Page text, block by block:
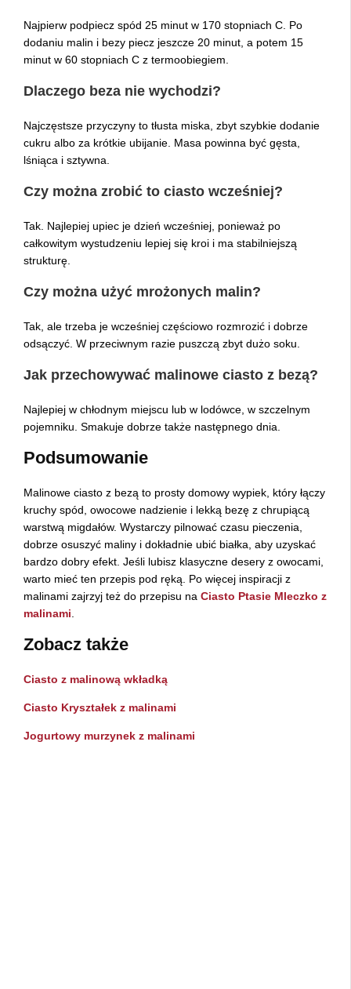
Najpierw podpiecz spód 25 minut w 170 stopniach C. Po
dodaniu malin i bezy piecz jeszcze 20 minut, a potem 15
minut w 60 stopniach C z termoobiegiem.
Dlaczego beza nie wychodzi?
Najczęstsze przyczyny to tłusta miska, zbyt szybkie dodanie
cukru albo za krótkie ubijanie. Masa powinna być gęsta,
lśniąca i sztywna.
Czy można zrobić to ciasto wcześniej?
Tak. Najlepiej upiec je dzień wcześniej, ponieważ po
całkowitym wystudzeniu lepiej się kroi i ma stabilniejszą
strukturę.
Czy można użyć mrożonych malin?
Tak, ale trzeba je wcześniej częściowo rozmrozić i dobrze
odsączyć. W przeciwnym razie puszczą zbyt dużo soku.
Jak przechowywać malinowe ciasto z bezą?
Najlepiej w chłodnym miejscu lub w lodówce, w szczelnym
pojemniku. Smakuje dobrze także następnego dnia.
Podsumowanie
Malinowe ciasto z bezą to prosty domowy wypiek, który łączy
kruchy spód, owocowe nadzienie i lekką bezę z chrupiącą
warstwą migdałów. Wystarczy pilnować czasu pieczenia,
dobrze osuszyć maliny i dokładnie ubić białka, aby uzyskać
bardzo dobry efekt. Jeśli lubisz klasyczne desery z owocami,
warto mieć ten przepis pod ręką. Po więcej inspiracji z
malinami zajrzyj też do przepisu na Ciasto Ptasie Mleczko z
malinami
Zobacz także
Ciasto z malinową wkładką
Ciasto Kryształek z malinami
Jogurtowy murzynek z malinami